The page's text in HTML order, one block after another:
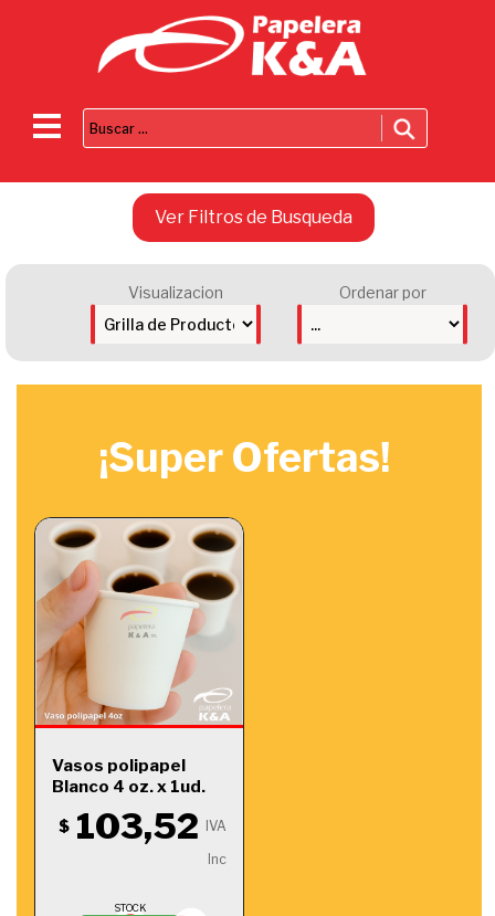
Ver Filtros de Busqueda
Visualizacion Ordenar por
¡Super Ofertas!
Vasos polipapel
Blanco 4 oz. x 1ud.
$ 103,52 IVA
Inc
STOCK